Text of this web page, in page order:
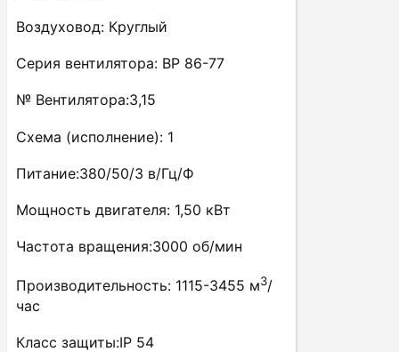
Воздуховод: Круглый
Серия вентилятора: ВР 86-77
№ Вентилятора:3,15
Схема (исполнение): 1
Питание:380/50/3 в/Гц/Ф
Мощность двигателя: 1,50 кВт
Частота вращения:3000 об/мин
Производительность: 1115-3455 м3/
час
Класс защиты:IP 54